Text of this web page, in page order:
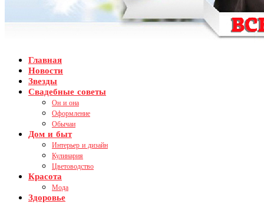
Главная
Новости
Звезды
Свадебные советы
Он и она
Оформление
Обычаи
Дом и быт
Интерьер и дизайн
Кулинария
Цветоводство
Красота
Мода
Здоровье